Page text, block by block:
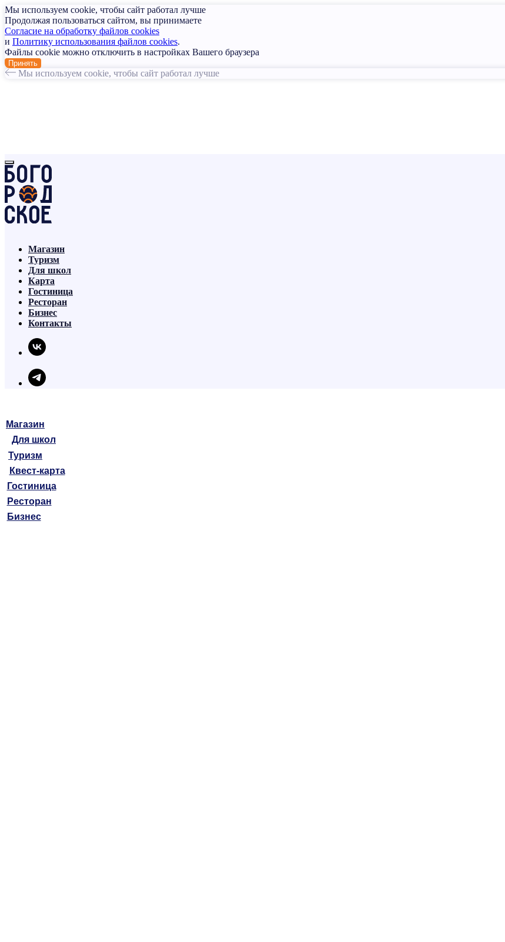
Мы используем cookie, чтобы сайт работал лучше
Продолжая пользоваться сайтом, вы принимаете
Согласие на обработку файлов cookies
и Политику использования файлов cookies.
Файлы cookie можно отключить в настройках Вашего браузера
Принять
Мы используем cookie, чтобы сайт работал лучше
Магазин
Для школ
Туризм
Квест-карта
Гостиница
Ресторан
Бизнес
Магазин
Туризм
Для школ
Карта
Гостиница
Ресторан
Бизнес
Контакты